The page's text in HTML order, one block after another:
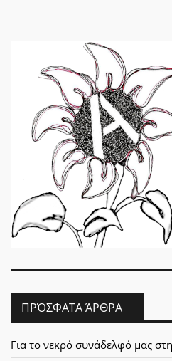
ΠΡΌΣΦΑΤΑ ΆΡΘΡΑ
Για το νεκρό συνάδελφό μας